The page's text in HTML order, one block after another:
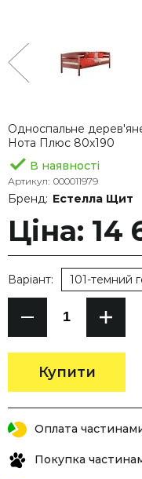
Односпальне дерев'яне
Нота Плюс 80х190
В наявності
Артикул: 000011979
Бренд: Естелла Щит
Ціна: 14
Купити
Варіант: 101-темний
Оплата
Покупка